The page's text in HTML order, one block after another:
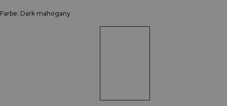
Farbe: Dark mahogany